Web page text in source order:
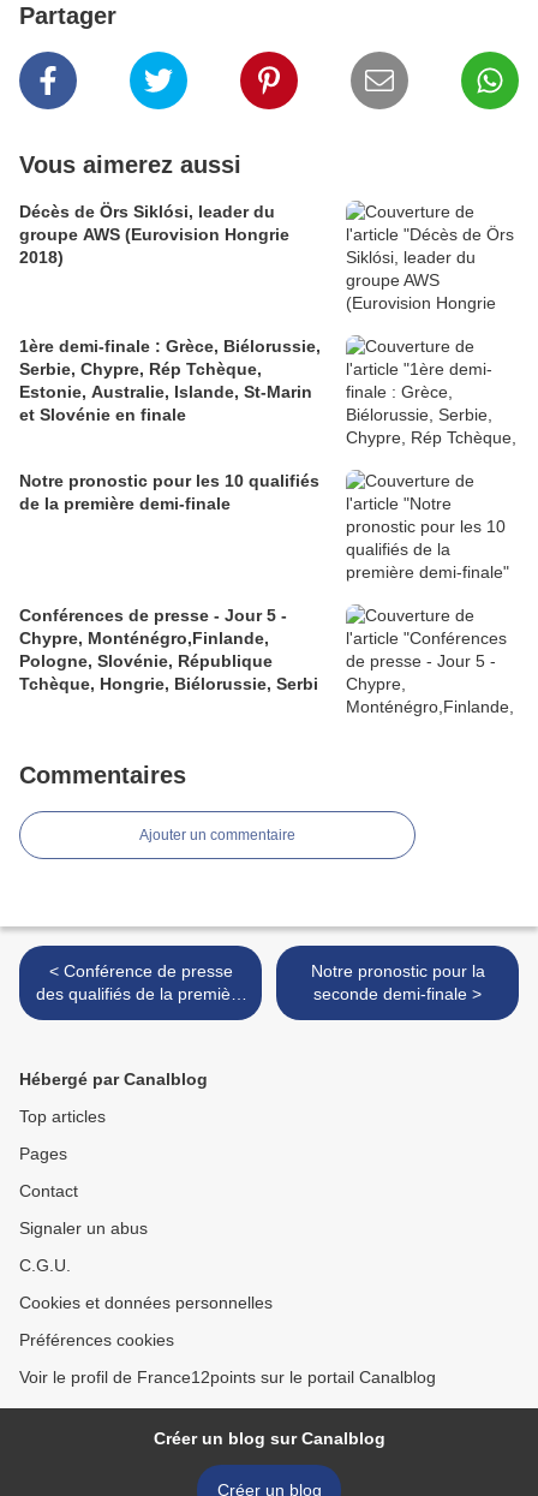
Partager
Vous aimerez aussi
Décès de Örs Siklósi, leader du
groupe AWS (Eurovision Hongrie
2018)
1ère demi-finale : Grèce, Biélorussie,
Serbie, Chypre, Rép Tchèque,
Estonie, Australie, Islande, St-Marin
et Slovénie en finale
Notre pronostic pour les 10 qualifiés
de la première demi-finale
Conférences de presse - Jour 5 -
Chypre, Monténégro,Finlande,
Pologne, Slovénie, République
Tchèque, Hongrie, Biélorussie, Serbi
Commentaires
Ajouter un commentaire
< Conférence de presse
des qualifiés de la première
demi-finale et tirage au sort
Notre pronostic pour la
seconde demi-finale >
Hébergé par Canalblog
Top articles
Pages
Contact
Signaler un abus
C.G.U.
Cookies et données personnelles
Préférences cookies
Voir le profil de France12points sur le portail Canalblog
Créer un blog sur Canalblog
Créer un blog